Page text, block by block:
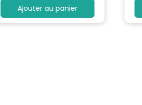
Ajouter au panier